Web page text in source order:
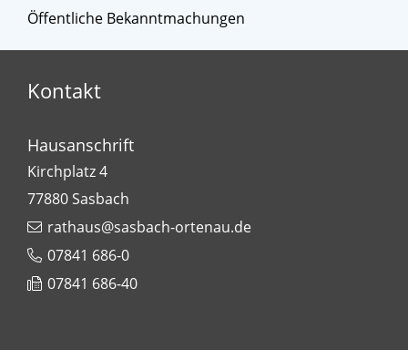
Öffentliche Bekanntmachungen
Kontakt
Hausanschrift
Kirchplatz 4
77880Sasbach
rathaus@sasbach-ortenau.de
07841 686-0
07841 686-40